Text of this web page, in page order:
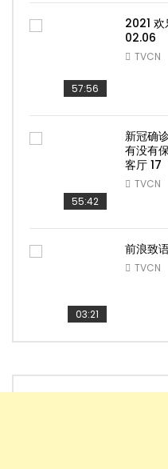
57:56
2021
02.06
TVCN
55:42
新冠确
有没有
客厅 17
TVCN
03:21
前浪致
TVCN